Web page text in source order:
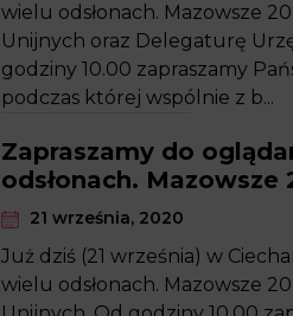
wielu odsłonach. Mazowsze
Unijnych oraz Delegaturę
godziny 10.00 zapraszamy
podczas której wspólnie z b...
Zapraszamy do
odsłonach.
21 września, 2020
Już dziś (21 września) w
wielu odsłonach. Mazowsze